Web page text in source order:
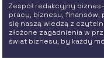
Zespół redakcyjny
pracy, biznesu, finansów,
się naszą wiedzą z
złożone zagadnienia w
świat biznesu, by każdy